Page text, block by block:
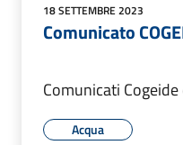
18 SETTEMBRE 2023
Comunicato
Comunicati
Acqua